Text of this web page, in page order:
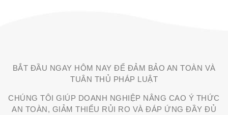
BẮT ĐẦU NGAY HÔM NAY ĐỂ ĐẢM BẢO AN TOÀN VÀ
TUÂN THỦ PHÁP LUẬT
CHÚNG TÔI GIÚP DOANH NGHIỆP NÂNG CAO Ý THỨC
AN TOÀN, GIẢM THIỂU RỦI RO VÀ ĐÁP ỨNG ĐẦY ĐỦ